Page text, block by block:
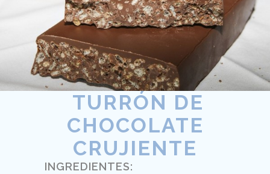
TURRÓN DE
CHOCOLATE
CRUJIENTE
INGREDIENTES: